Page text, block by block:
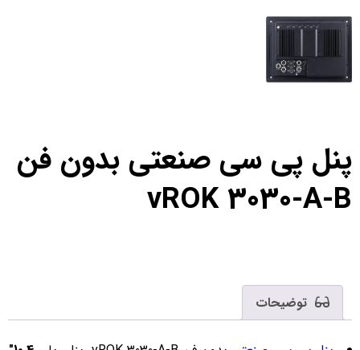
پنل پی سی صنعتی بدون فن
vROK 3030-A-B
توضیحات